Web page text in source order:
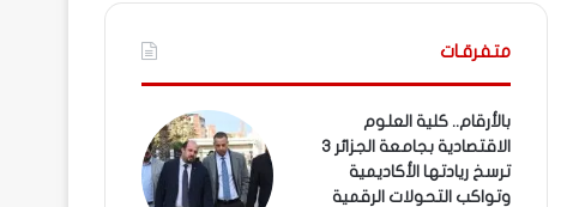
متفرقـات
بالأرقام.. كلية العلوم
الاقتصادية بجامعة الجزائر 3
ترسخ ريادتها الأكاديمية
وتواكب التحولات الرقمية